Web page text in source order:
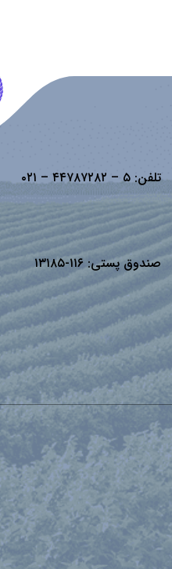
تلفن:۵ – ۴۴۷۸۷۲۸۲ – ۰۲۱
صندوق پستی:۱۱۶-۱۳۱۸۵